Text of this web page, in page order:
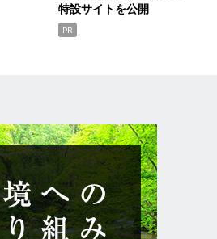
特設サイトを公開
PR